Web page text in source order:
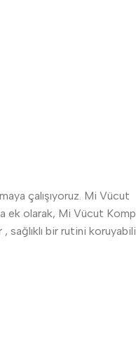
çalışıyoruz. Mi Vücut
ek olarak, Mi Vücut
bir rutini